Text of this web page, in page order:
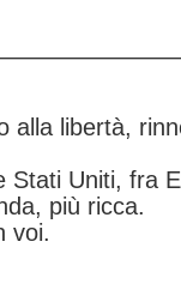
alla libertà,
Stati Uniti, fra
più ricca.
voi.